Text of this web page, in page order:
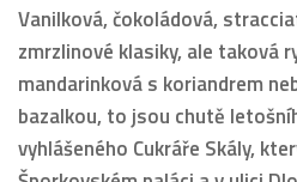
Vanilková, čokoládová,
zmrzlinové klasiky, ale taková
mandarinková s koriandrem
bazalkou, to jsou chutě
vyhlášeného Cukráře Skály,